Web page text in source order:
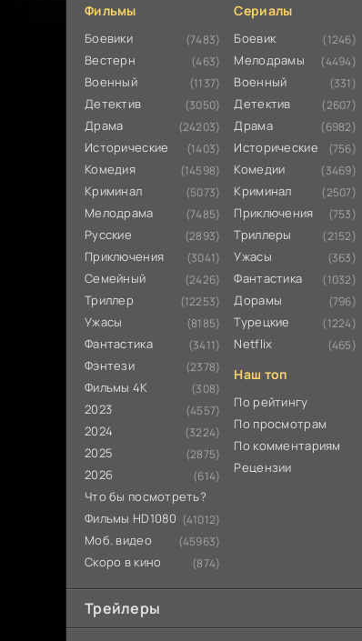
Фильмы
Боевики (7483)
Вестерн (463)
Военный (1137)
Детектив (3050)
Драма (24203)
Исторические (1403)
Комедия (14598)
Криминал (5073)
Мелодрама (7485)
Русские (2893)
Приключения (3041)
Семейный (2426)
Триллер (12253)
Ужасы (8185)
Фантастика (3411)
Фэнтези (2378)
Фильмы 4К (308)
2023 (4557)
2024 (3224)
2025 (2875)
2026 (614)
Что бы посмотреть?
Фильмы HD1080 (41012)
Моб. видео (45963)
Скоро в кино (874)
Сериалы
Боевик (1246)
Мелодрамы (4494)
Военный (331)
Детектив (2607)
Драма (6982)
Исторические (756)
Комедии (3469)
Криминал (2507)
Приключения (753)
Триллеры (2152)
Ужасы (363)
Фантастика (1032)
Дорамы (796)
Турецкие (1224)
Netflix (465)
Наш топ
По рейтингу
По просмотрам
По комментариям
Рецензии
Трейлеры